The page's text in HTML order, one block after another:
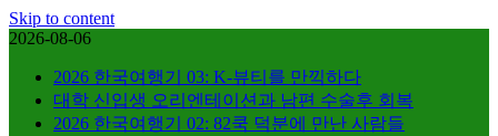
Skip to content
2026-08-06
2026 한국여행기 03: K-뷰티를 만끽하다
대학 신입생 오리엔테이션과 남편 수술후 회복
2026 한국여행기 02: 82쿡 덕분에 만난 사람들